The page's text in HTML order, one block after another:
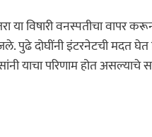
या विषारी वनस्पतीचा वापर
पुढे दोघींनी इंटरनेटची मदत
याचा परिणाम होत